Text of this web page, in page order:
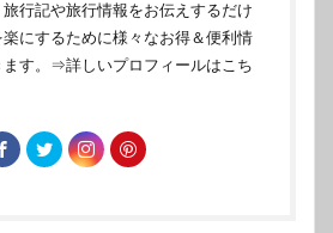
行記や旅行情報をお伝えするだけ
にするために様々なお得＆便利情
す。 ⇒詳しいプロフィールはこち